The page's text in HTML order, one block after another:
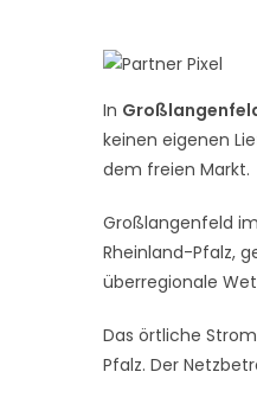
In
keinen eigenen
dem freien Markt.
Großlangenfeld
Rheinland-Pfalz,
überregionale
Das örtliche
Pfalz. Der